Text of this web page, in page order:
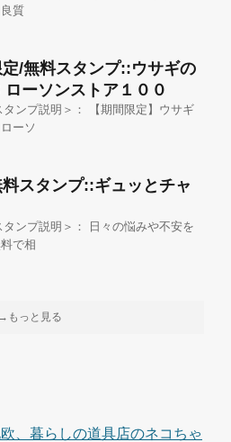
質
/無料スタンプ::ウサギの
ローソンストア１００
タンプ説明＞： 【期間限定】ウサギ
ーソ
料スタンプ::ギュッとチャ
タンプ説明＞： 日々の悩みや不安を
で相
→もっと見る
、暮らしの道具店のネコちゃ